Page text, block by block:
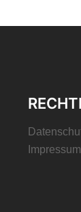
Impressum